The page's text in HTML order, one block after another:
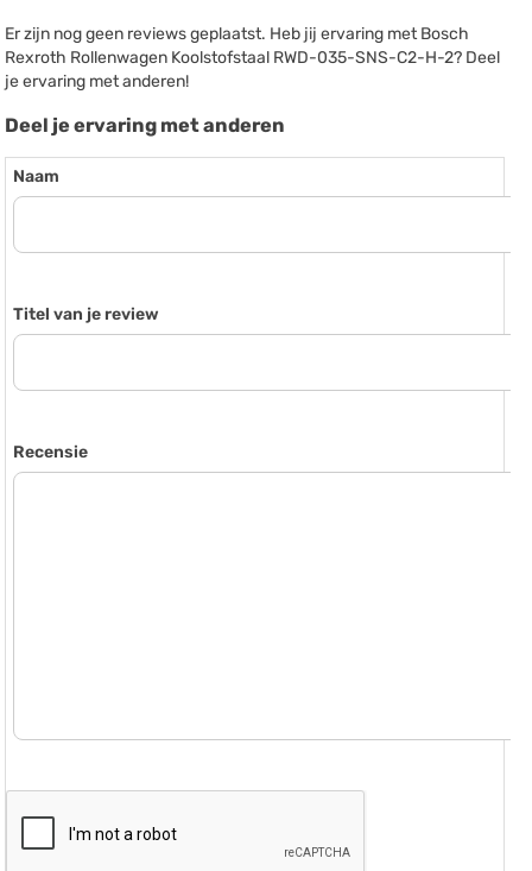
Er zijn nog geen reviews geplaatst. Heb jij ervaring met Bosch
Rexroth Rollenwagen Koolstofstaal RWD-035-SNS-C2-H-2? Deel
je ervaring met anderen!
Deel je ervaring met anderen
Naam
Titel van je review
Recensie